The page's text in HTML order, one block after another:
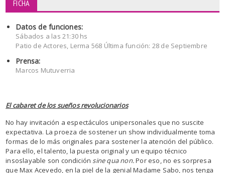
FICHA
Datos de funciones:
Sábados a las 21:30 hs
Patio de Actores, Lerma 568 Última función: 28 de Septiembre
Prensa:
Marcos Mutuverria
El cabaret de los sueños revolucionarios
No hay invitación a espectáculos unipersonales que no suscite
expectativa. La proeza de sostener un show individualmente toma
formas de lo más originales para sostener la atención del público.
Para ello, el talento, la puesta original y un equipo técnico
insoslayable son condición sine qua non.Por eso, no es sorpresa
que Max Acevedo, en la piel de la genial Madame Sabo, nos tenga